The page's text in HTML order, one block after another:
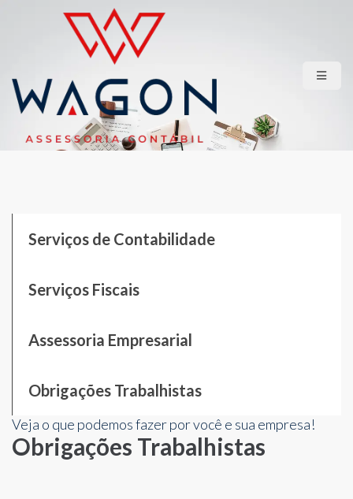
SERVIÇOS
LGPD
CONTATO
Serviços de Contabilidade
Serviços Fiscais
Assessoria Empresarial
Obrigações Trabalhistas
Veja o que podemos fazer por você e sua empresa!
Obrigações Trabalhistas